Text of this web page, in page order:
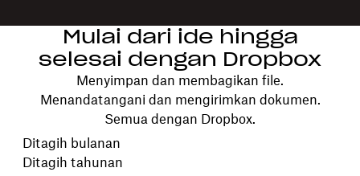
Mulai dari ide hingga
selesai dengan Dropbox
Menyimpan dan membagikan file.
Menandatangani dan mengirimkan dokumen.
Semua dengan Dropbox.
Pilih periode tagihan Anda
Ditagih bulanan
Ditagih tahunan